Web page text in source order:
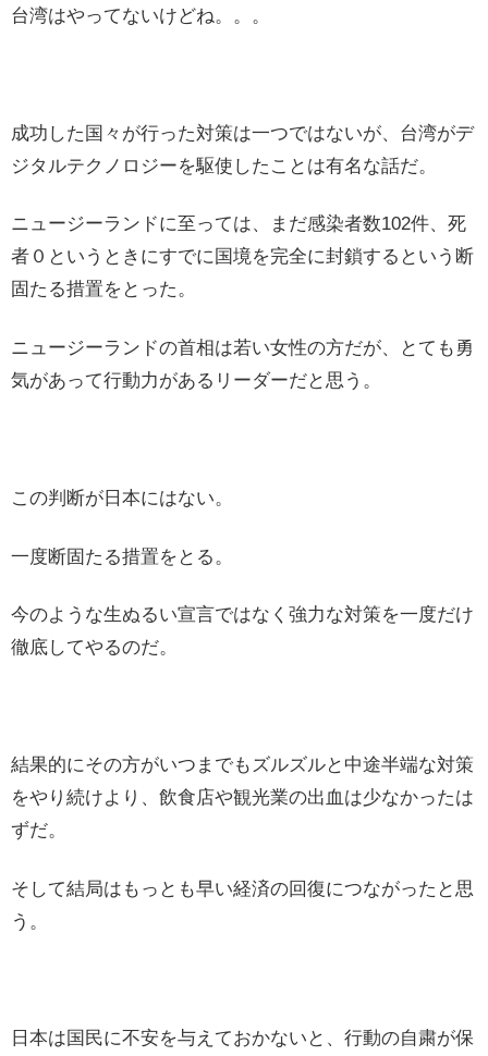
台湾はやってないけどね。。。
成功した国々が行った対策は一つではないが、台湾がデ
ジタルテクノロジーを駆使したことは有名な話だ。
ニュージーランドに至っては、まだ感染者数102件、死
者０というときにすでに国境を完全に封鎖するという断
固たる措置をとった。
ニュージーランドの首相は若い女性の方だが、とても勇
気があって行動力があるリーダーだと思う。
この判断が日本にはない。
一度断固たる措置をとる。
今のような生ぬるい宣言ではなく強力な対策を一度だけ
徹底してやるのだ。
結果的にその方がいつまでもズルズルと中途半端な対策
をやり続けより、飲食店や観光業の出血は少なかったは
ずだ。
そして結局はもっとも早い経済の回復につながったと思
う。
日本は国民に不安を与えておかないと、行動の自粛が保